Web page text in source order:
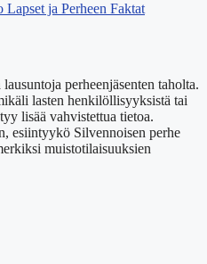
ja Perheen Faktat
perheenjäsenten taholta.
lasten henkilöllisyyksistä tai
lisää vahvistettua tietoa.
esiintyykö Silvennoisen perhe
muistotilaisuuksien